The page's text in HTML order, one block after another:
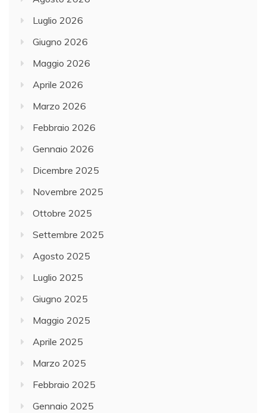
Luglio 2026
Giugno 2026
Maggio 2026
Aprile 2026
Marzo 2026
Febbraio 2026
Gennaio 2026
Dicembre 2025
Novembre 2025
Ottobre 2025
Settembre 2025
Agosto 2025
Luglio 2025
Giugno 2025
Maggio 2025
Aprile 2025
Marzo 2025
Febbraio 2025
Gennaio 2025